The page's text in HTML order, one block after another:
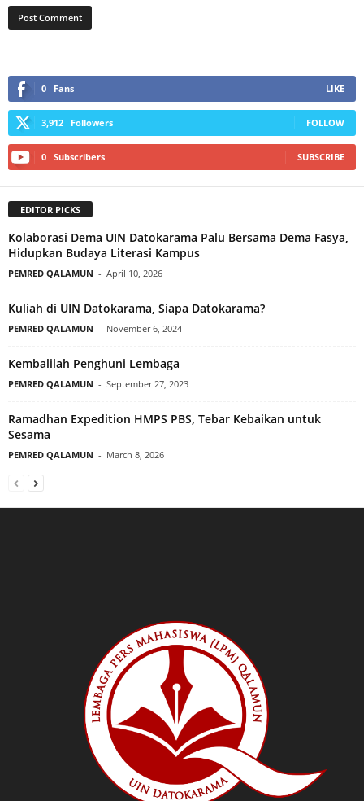
0 Fans LIKE
3,912 Followers FOLLOW
0 Subscribers SUBSCRIBE
EDITOR PICKS
Kolaborasi Dema UIN Datokarama Palu Bersama Dema Fasya,
Hidupkan Budaya Literasi Kampus
PEMRED QALAMUN - April 10, 2026
Kuliah di UIN Datokarama, Siapa Datokarama?
PEMRED QALAMUN - November 6, 2024
Kembalilah Penghuni Lembaga
PEMRED QALAMUN - September 27, 2023
Ramadhan Expedition HMPS PBS, Tebar Kebaikan untuk
Sesama
PEMRED QALAMUN - March 8, 2026